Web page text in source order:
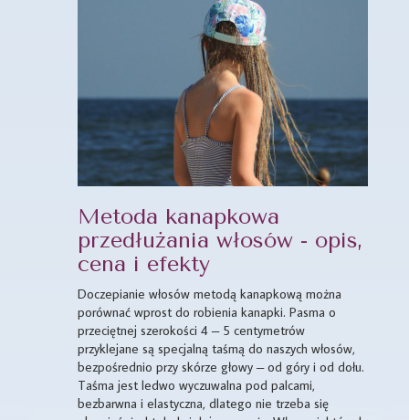
Metoda kanapkowa
przedłużania włosów - opis,
cena i efekty
Doczepianie włosów metodą kanapkową można
porównać wprost do robienia kanapki. Pasma o
przeciętnej szerokości 4 – 5 centymetrów
przyklejane są specjalną taśmą do naszych włosów,
bezpośrednio przy skórze głowy – od góry i od dołu.
Taśma jest ledwo wyczuwalna pod palcami,
bezbarwna i elastyczna, dlatego nie trzeba się